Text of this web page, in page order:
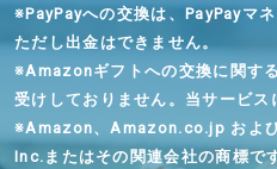
※PayPayへの交換は、PayPayマ
ただし出金はできません。
※Amazonギフトへの交換に関す
受けしておりません。当サービス
※Amazon、Amazon.co.jp およ
Inc.またはその関連会社の商標で